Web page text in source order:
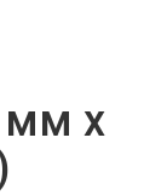
мм х